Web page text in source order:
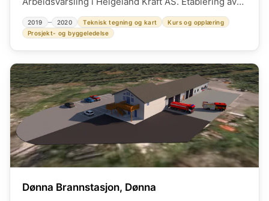
internsystem, myndighetstillatelser, innføring,
kursing, implementering. Visualiseringer,
2019 – 2020 Teknisk tegning og kart
Kurs og opplæring
Prosjekt- og byggeledelse
Dønna Brannstasjon, Dønna